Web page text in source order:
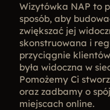
Wizytówka NAP to
sposób, aby
zwiększać jej
skonstruowana i
przyciągnie
była widoczna w
Pomożemy Ci
oraz zadbamy o
miejscach online.